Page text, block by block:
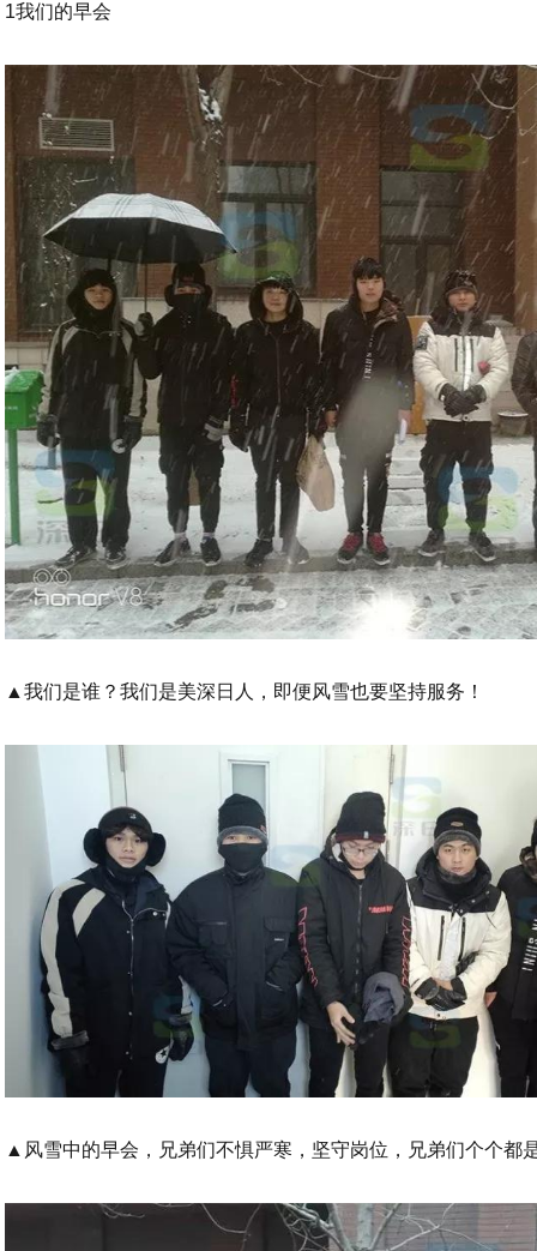
1我们的早会
▲我们是谁？我们是美深日人，即便风雪也要坚持服务！
▲ 风雪中的早会，兄弟们不惧严寒，坚守岗位，兄弟们个个都